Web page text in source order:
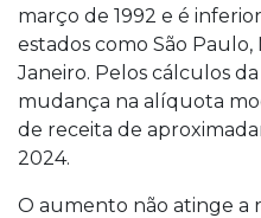
março de 1992 e é
estados como São Paulo,
Janeiro. Pelos cálculos
mudança na alíquota
de receita de
2024.
O aumento não atinge a